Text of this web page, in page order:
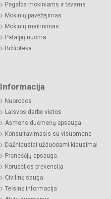
Pagalba mokiniams ir tėvams
Mokinių pavėžėjimas
Mokinių maitinimas
Patalpų nuoma
Biblioteka
Informacija
Nuorodos
Laisvos darbo vietos
Asmens duomenų apsauga
Konsultavimasis su visuomene
Dažniausiai užduodami klausimai
Pranešėjų apsauga
Korupcijos prevencija
Civilinė sauga
Teisinė informacija